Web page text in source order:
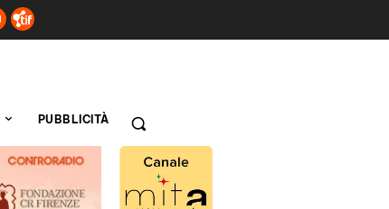
PUBBLICITÀ